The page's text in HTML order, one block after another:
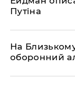
Путіна
На
оборонний